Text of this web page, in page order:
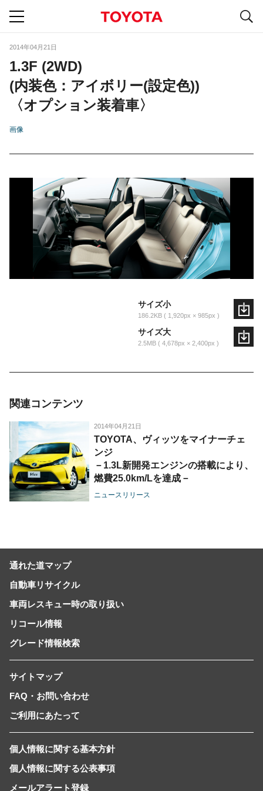
2014年04月21日
1.3F (2WD)
(内装色：アイボリー(設定色))
〈オプション装着車〉
画像
サイズ小
186.2KB 1,920px × 985px
サイズ大
2.5MB 4,678px × 2,400px
関連コンテンツ
2014年04月21日
TOYOTA、ヴィッツをマイナーチェ
ンジ
－1.3L新開発エンジンの搭載により、
燃費25.0km/Lを達成－
ニュースリリース
通れた道マップ
自動車リサイクル
車両レスキュー時の取り扱い
リコール情報
グレード情報検索
サイトマップ
FAQ・お問い合わせ
ご利用にあたって
個人情報に関する基本方針
個人情報に関する公表事項
メールアラート登録